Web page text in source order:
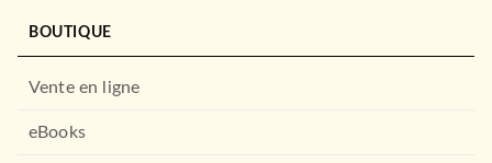
BOUTIQUE
Vente en ligne
eBooks